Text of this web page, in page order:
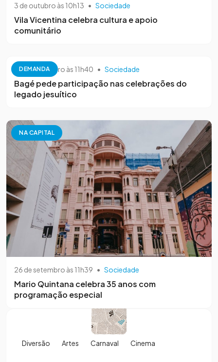
3 de outubro às 10h13 • Sociedade
Vila Vicentina celebra cultura e apoio
comunitário
DEMANDA
26 de setembro às 11h40 • Sociedade
Bagé pede participação nas celebrações do
legado jesuítico
NA CAPITAL
26 de setembro às 11h39 • Sociedade
Mario Quintana celebra 35 anos com
programação especial
Diversão Artes Carnaval Cinema